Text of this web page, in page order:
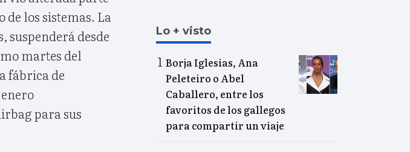
de los sistemas. La
suspenderá desde
martes del
fábrica de
para sus
Lo + visto
Borja Iglesias, Ana
Peleteiro o Abel
Caballero, entre los
favoritos de los gallegos
para compartir un viaje